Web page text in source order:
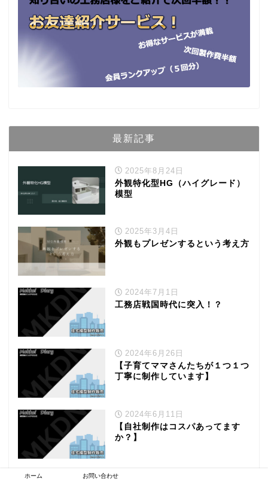
最新記事
2025年8月24日
外観特化型HG（ハイグレード）
模型
2025年3月4日
外観もプレゼンするという考え方
2024年7月1日
工務店戦国時代に突入！？
2024年6月26日
【子育てママさんたちが１つ１つ
丁寧に制作しています】
2024年6月11日
【自社制作はコスパあってます
か？】
ホーム お問い合わせ